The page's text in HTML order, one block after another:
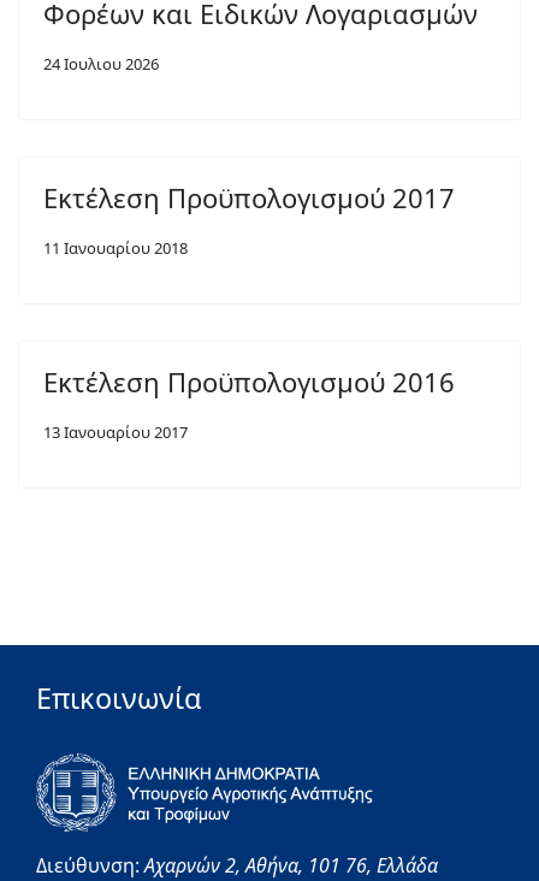
Φορέων και Ειδικών Λογαριασμών
24 Ιουλιου 2026
Εκτέλεση Προϋπολογισμού 2017
11 Ιανουαρίου 2018
Εκτέλεση Προϋπολογισμού 2016
13 Ιανουαρίου 2017
Επικοινωνία
Διεύθυνση:Αχαρνών 2,Αθήνα, 101 76, Ελλάδα